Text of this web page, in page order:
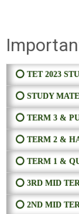
⭕ TET 2023
⭕ STUDY
⭕ TERM 3 &
⭕ TERM 2 &
⭕ TERM 1 &
⭕ 3RD MID
⭕ 2ND MID